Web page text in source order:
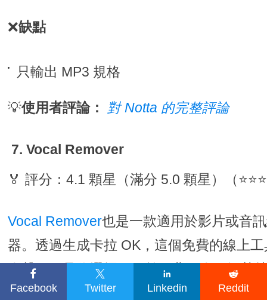

Facebook

Twitter

Linkedin

Reddit
❌缺點
只輸出 MP3 規格
💡使用者評論： 對 Notta 的完整評論
7. Vocal Remover
🏅 評分：4.1 顆星（滿分 5.0 顆星）（
Vocal Remover也是一款適用於影片或音
器。透過生成卡拉 OK，這個免費的線上
人聲。一旦你選擇了一首歌曲，人工智慧